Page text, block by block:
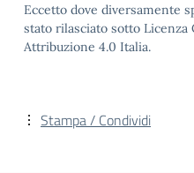
Eccetto dove diversamente
stato rilasciato sotto Licenza
Attribuzione 4.0 Italia.
Stampa / Condividi